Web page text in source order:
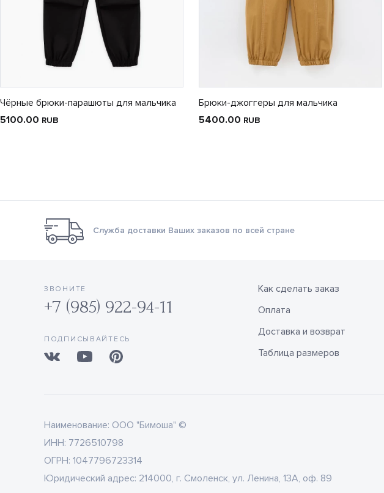
Чёрные брюки-парашюты для мальчика
5100.00 RUB
Брюки-джоггеры для мальчика
5400.00 RUB
Служба доставки Ваших заказов по всей стране
ЗВОНИТЕ
+7 (985) 922-94-11
ПОДПИСЫВАЙТЕСЬ
Как сделать заказ
Оплата
Доставка и возврат
Таблица размеров
Наименование: ООО "Бимоша" ©
ИНН: 7726510798
ОГРН: 1047796723314
Юридический адрес: 214000, г. Смоленск, ул. Ленина, 13А, оф. 89